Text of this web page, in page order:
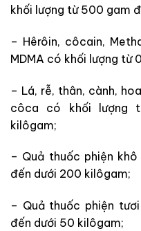
khối lượng từ 500 gam
– Hêrôin, côcain,
MDMA có khối lượng từ
– Lá, rễ, thân, cành,
côca có khối lượng
kilôgam;
– Quả thuốc phiện
đến dưới 200 kilôgam;
– Quả thuốc phiện
đến dưới 50 kilôgam;